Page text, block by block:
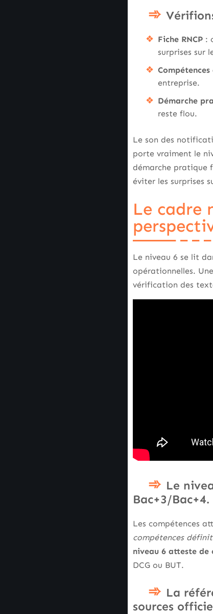
Fiche RNCP :
surprises sur
entreprise.
Démarche
reste flou.
Le son des
porte vraiment le
démarche pratique
éviter les surprises
Le cadre
Le niveau 6 se lit
opérationnelles.
vérification des
Le
Bac+3/Bac+4.
Les compétences
compétences
niveau 6 atteste de
DCG ou BUT.
La
sources